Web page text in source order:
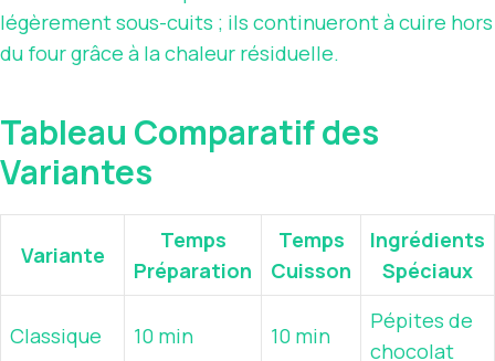
légèrement sous-cuits ; ils continueront à cuire hors
du four grâce à la chaleur résiduelle.
Tableau Comparatif des
Variantes
Variante
Temps
Préparation
Temps
Cuisson
Ingrédients
Spéciaux
Classique 10 min 10 min
Pépites de
chocolat